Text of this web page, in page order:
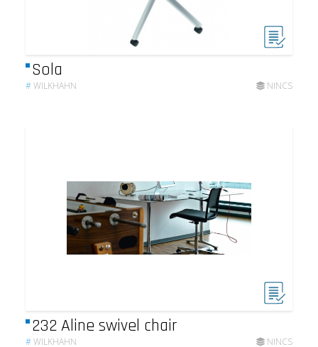
Sola
#WILKHAHN NINCS
232 Aline swivel chair
#WILKHAHN NINCS